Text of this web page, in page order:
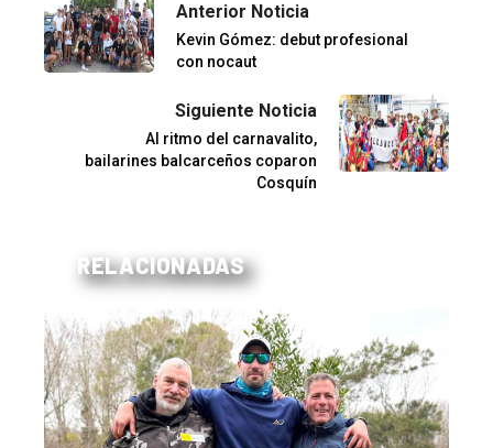
Anterior Noticia
Kevin Gómez: debut profesional
con nocaut
Siguiente Noticia
Al ritmo del carnavalito,
bailarines balcarceños coparon
Cosquín
RELACIONADAS